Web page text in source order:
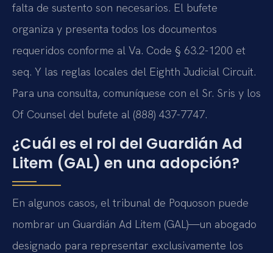
falta de sustento son necesarios. El bufete
organiza y presenta todos los documentos
requeridos conforme al Va. Code § 63.2-1200 et
seq. Y las reglas locales del Eighth Judicial Circuit.
Para una consulta, comuníquese con el Sr. Sris y los
Of Counsel del bufete al (888) 437-7747.
¿Cuál es el rol del Guardián Ad
Litem (GAL) en una adopción?
En algunos casos, el tribunal de Poquoson puede
nombrar un Guardián Ad Litem (GAL)—un abogado
designado para representar exclusivamente los